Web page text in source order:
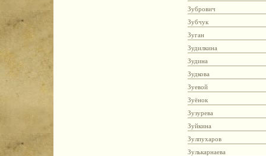
Зубрович
Зубчук
Зуган
Зудилкина
Зудина
Зудкова
Зуевой
Зуёнок
Зузурева
Зуйкина
Зулпухаров
Зулькарнаева